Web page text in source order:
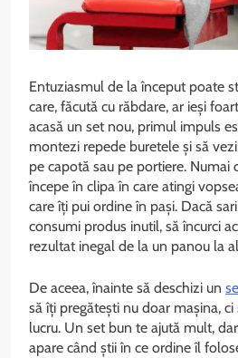
Entuziasmul de la început poate
care, făcută cu răbdare, ar ieși
acasă un set nou, primul impuls
montezi repede buretele și să
pe capotă sau pe portiere. Numai
începe în clipa în care atingi
care îți pui ordine în pași. Dacă
consumi produs inutil, să încurci
rezultat inegal de la un panou la
De aceea, înainte să deschizi un
să îți pregătești nu doar mașina,
lucru. Un set bun te ajută mult,
apare când știi în ce ordine îl